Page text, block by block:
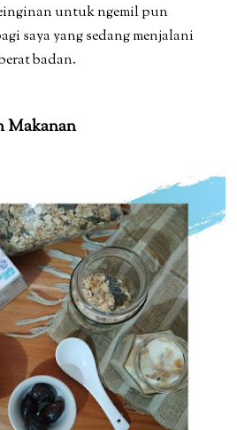
untuk ngemil pun
saya yang sedang menjalani
badan.
Makanan